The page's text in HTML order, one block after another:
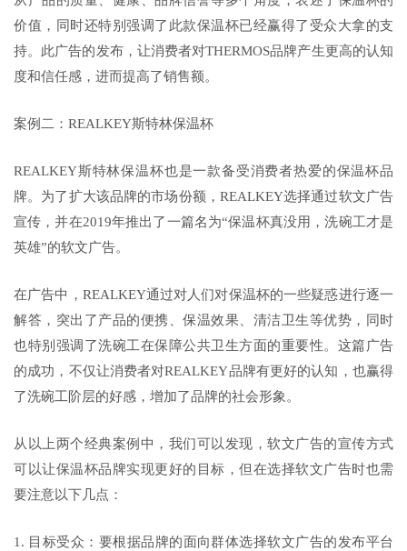
价值，同时还特别强调了此款保温杯已经赢得了受众大拿的支
持。此广告的发布，让消费者对THERMOS品牌产生更高的认知
度和信任感，进而提高了销售额。
案例二：REALKEY斯特林保温杯
REALKEY斯特林保温杯也是一款备受消费者热爱的保温杯品
牌。为了扩大该品牌的市场份额，REALKEY选择通过软文广告
宣传，并在2019年推出了一篇名为“保温杯真没用，洗碗工才是
英雄”的软文广告。
在广告中，REALKEY通过对人们对保温杯的一些疑惑进行逐一
解答，突出了产品的便携、保温效果、清洁卫生等优势，同时
也特别强调了洗碗工在保障公共卫生方面的重要性。这篇广告
的成功，不仅让消费者对REALKEY品牌有更好的认知，也赢得
了洗碗工阶层的好感，增加了品牌的社会形象。
从以上两个经典案例中，我们可以发现，软文广告的宣传方式
可以让保温杯品牌实现更好的目标，但在选择软文广告时也需
要注意以下几点：
1. 目标受众：要根据品牌的面向群体选择软文广告的发布平台